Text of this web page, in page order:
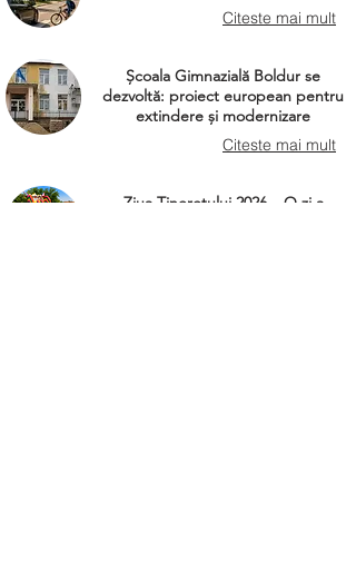
Citeste mai mult
Școala Gimnazială Boldur se
dezvoltă: proiect european pentru
extindere și modernizare
Citeste mai mult
Ziua Tineretului 2026 – O zi a